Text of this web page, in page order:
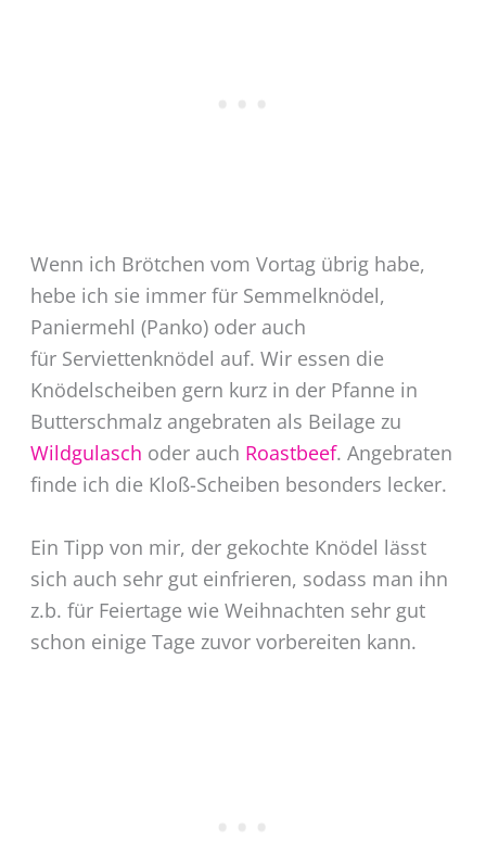
Wenn ich Brötchen vom Vortag übrig habe,
hebe ich sie immer für Semmelknödel,
Paniermehl (Panko) oder auch
für Serviettenknödel auf. Wir essen die
Knödelscheiben gern kurz in der Pfanne in
Butterschmalz angebraten als Beilage zu
Wildgulasch oder auch Roastbeef. Angebraten
finde ich die Kloß-Scheiben besonders lecker.
Ein Tipp von mir, der gekochte Knödel lässt
sich auch sehr gut einfrieren, sodass man ihn
z.b. für Feiertage wie Weihnachten sehr gut
schon einige Tage zuvor vorbereiten kann.